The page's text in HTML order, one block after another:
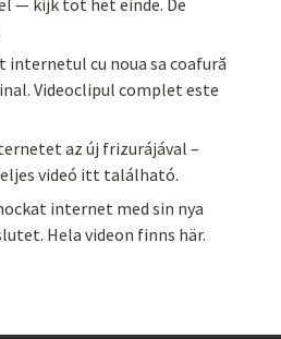
internetul cu noua sa coafură
Videoclipul complet este
az új frizurájával –
videó itt található.
internet med sin nya
Hela videon finns här.